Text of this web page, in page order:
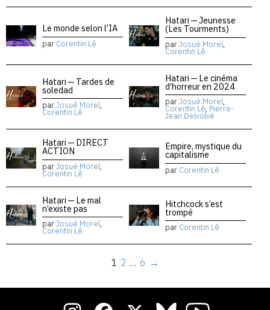
Le monde selon l’IA
par Corentin Lê
Hatari — Jeunesse
(Les Tourments)
parJosué Morel,
Corentin Lê
Hatari — Tardes de
soledad
parJosué Morel,
Corentin Lê
Hatari — Le cinéma
d’horreur en 2024
parJosué Morel,
Corentin Lê, Pierre-
Jean Delvolvé
Hatari — DIRECT
ACTION
parJosué Morel,
Corentin Lê
Empire, mystique du
capitalisme
par Corentin Lê
Hatari — Le mal
n’existe pas
parJosué Morel,
Corentin Lê
Hitchcock s’est
trompé
par Corentin Lê
1 2 … 6 →